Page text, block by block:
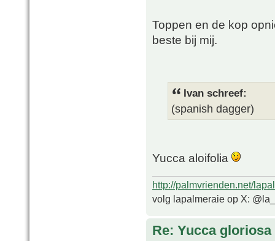
Toppen en de kop
beste bij mij.
Ivan schreef:
(spanish dagger)
Yucca aloifolia
http://palmvrienden.net/
volg lapalmeraie op X:
Re: Yucca